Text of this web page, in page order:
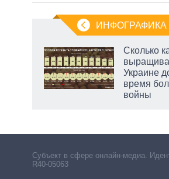
ИНФОГРАФИКА
Сколько
Украине
время
войны
Субъект в сфере онлайн-медиа.
R40-05063